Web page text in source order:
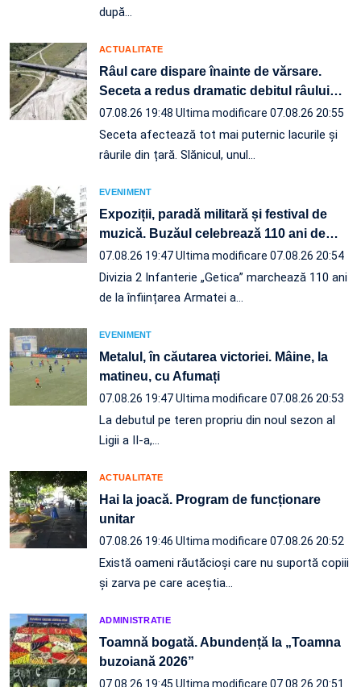
după…
ACTUALITATE
Râul care dispare înainte de vărsare.
Seceta a redus dramatic debitul râului…
07.08.26 19:48 Ultima modificare 07.08.26 20:55
Seceta afectează tot mai puternic lacurile și
râurile din țară. Slănicul, unul…
EVENIMENT
Expoziții, paradă militară și festival de
muzică. Buzăul celebrează 110 ani de…
07.08.26 19:47Ultima modificare 07.08.26 20:54
Divizia 2 Infanterie „Getica” marchează 110 ani
de la înființarea Armatei a…
EVENIMENT
Metalul, în căutarea victoriei. Mâine, la
matineu, cu Afumați
07.08.26 19:47Ultima modificare 07.08.26 20:53
La debutul pe teren propriu din noul sezon al
Ligii a II-a,…
ACTUALITATE
Hai la joacă. Program de funcționare
unitar
07.08.26 19:46 Ultima modificare 07.08.26 20:52
Există oameni răutăcioși care nu suportă copiii
și zarva pe care aceștia…
ADMINISTRATIE
Toamnă bogată. Abundență la „Toamna
buzoiană 2026”
07.08.26 19:45 Ultima modificare 07.08.26 20:51